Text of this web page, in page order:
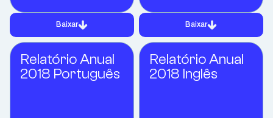
Baixar Baixar
Relatório Anual
2018 Português
Relatório Anual
2018 Inglês